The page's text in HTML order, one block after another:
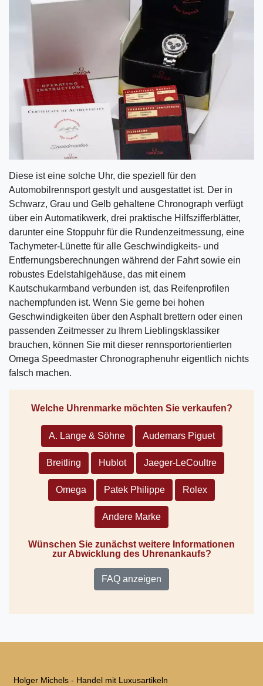
Diese ist eine solche Uhr, die speziell für den
Automobilrennsport gestylt und ausgestattet ist. Der in
Schwarz, Grau und Gelb gehaltene Chronograph verfügt
über ein Automatikwerk, drei praktische Hilfszifferblätter,
darunter eine Stoppuhr für die Rundenzeitmessung, eine
Tachymeter-Lünette für alle Geschwindigkeits- und
Entfernungsberechnungen während der Fahrt sowie ein
robustes Edelstahlgehäuse, das mit einem
Kautschukarmband verbunden ist, das Reifenprofilen
nachempfunden ist. Wenn Sie gerne bei hohen
Geschwindigkeiten über den Asphalt brettern oder einen
passenden Zeitmesser zu Ihrem Lieblingsklassiker
brauchen, können Sie mit dieser rennsportorientierten
Omega Speedmaster Chronographenuhr eigentlich nichts
falsch machen.
Welche Uhrenmarke möchten Sie verkaufen?
A. Lange & Söhne Audemars Piguet
Breitling Hublot Jaeger-LeCoultre
Omega Patek Philippe Rolex
Andere Marke
Wünschen Sie zunächst weitere Informationen
zur Abwicklung des Uhrenankaufs?
FAQ anzeigen
Holger Michels - Handel mit Luxusartikeln